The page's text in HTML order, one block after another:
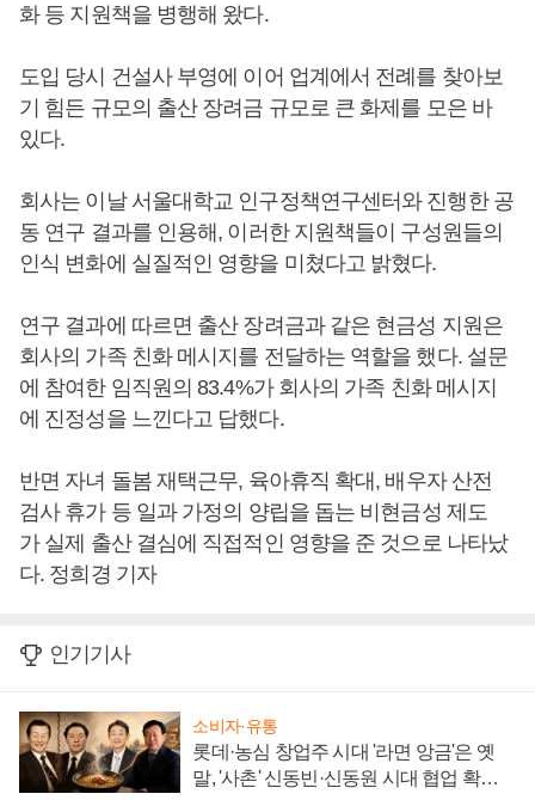
화 등 지원책을 병행해 왔다.
도입 당시 건설사 부영에 이어 업계에서 전례를 찾아보
기 힘든 규모의 출산 장려금 규모로 큰 화제를 모은 바
있다.
회사는 이날 서울대학교 인구정책연구센터와 진행한 공
동 연구 결과를 인용해, 이러한 지원책들이 구성원들의
인식 변화에 실질적인 영향을 미쳤다고 밝혔다.
연구 결과에 따르면 출산 장려금과 같은 현금성 지원은
회사의 가족 친화 메시지를 전달하는 역할을 했다. 설문
에 참여한 임직원의 83.4%가 회사의 가족 친화 메시지
에 진정성을 느낀다고 답했다.
반면 자녀 돌봄 재택근무, 육아휴직 확대, 배우자 산전
검사 휴가 등 일과 가정의 양립을 돕는 비현금성 제도
가 실제 출산 결심에 직접적인 영향을 준 것으로 나타났
다. 정희경 기자
인기기사
소비자·유통
롯데·농심 창업주 시대 '라면 앙금'은 옛
말, '사촌' 신동빈·신동원 시대 협업 확대